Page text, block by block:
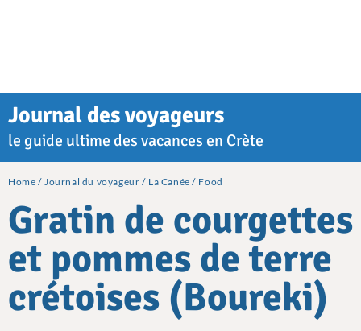
Journal des voyageurs
le guide ultime des vacances en Crète
Home Journal du voyageur La Canée Food
Gratin de courgettes
et pommes de terre
crétoises (Boureki)